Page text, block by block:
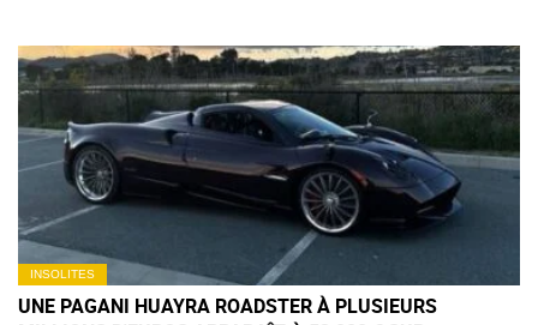
INSOLITES
UNE PAGANI HUAYRA ROADSTER À PLUSIEURS